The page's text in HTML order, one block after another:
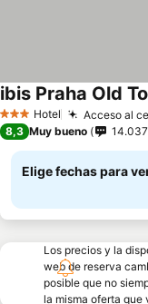
3 Estrellas
Hotel Acceso al
ibis Praha Old
8,3 Muy bueno 14.037
Elige fechas para
Los precios y la
web de reserva
posible que no
la misma oferta que